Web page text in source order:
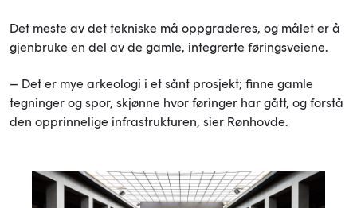
Det meste av det tekniske må oppgraderes, og målet er å
gjenbruke en del av de gamle, integrerte føringsveiene.
– Det er mye arkeologi i et sånt prosjekt; finne gamle
tegninger og spor, skjønne hvor føringer har gått, og forstå
den opprinnelige infrastrukturen, sier Rønhovde.